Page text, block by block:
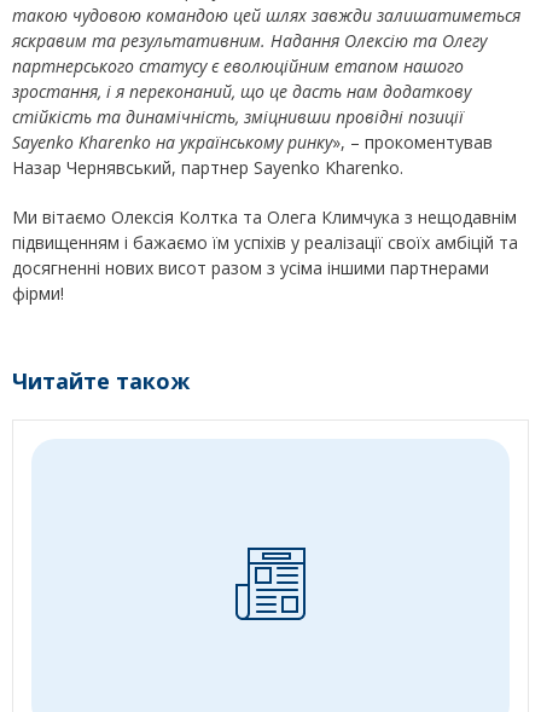
такою чудовою командою цей шлях завжди залишатиметься
яскравим та результативним. Надання Олексію та Олегу
партнерського статусу є еволюційним етапом нашого
зростання, і я переконаний, що це дасть нам додаткову
стійкість та динамічність, зміцнивши провідні позиції
Sayenko Kharenko на українському ринку», – прокоментував
Назар Чернявський, партнер Sayenko Kharenko.
Ми вітаємо Олексія Колтка та Олега Климчука з нещодавнім
підвищенням і бажаємо їм успіхів у реалізації своїх амбіцій та
досягненні нових висот разом з усіма іншими партнерами
фірми!
Читайте також